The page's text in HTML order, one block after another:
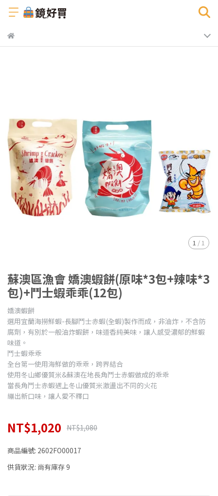
1 / 1
蘇澳區漁會 嬌澳蝦餅(原味*3包+辣味*3
包)+鬥士蝦乖乖(12包)
嬌澳蝦餅
選用宜蘭海撈鮮蝦-長腳鬥士赤蝦(全蝦)製作而成，非油炸，不含防
腐劑，有別於一般油炸蝦餅，味道香純美味，讓人感受濃郁的鮮蝦
味道。
鬥士蝦乖乖
全台第一使用海鮮做的乖乖，跨界結合
使用冬山鄉優質米&蘇澳在地長角鬥士赤蝦做成的乖乖
當長角鬥士赤蝦遇上冬山優質米激盪出不同的火花
繃出新口味，讓人愛不釋口
NT$1,020 NT$1,080
商品編號: 2602FO00017
供貨狀況: 尚有庫存 9